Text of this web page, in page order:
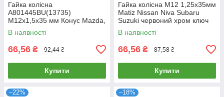
Гайка колісна
A801445BU(13735)
M12х1,5х35 мм Конус Mazda,
Kia, Hyundai, Daihatsu
Закрита Синій Хром Ключ 19
В наявності
66,56 ₴ 92,44 ₴
Купити
Гайка колісна M12 1,25х35мм
Matiz Nissan Niva Subaru
Suzuki червоний хром ключ
19 A801444RD (13735)
В наявності
66,56 ₴ 87,58 ₴
Купити
–22% –18%